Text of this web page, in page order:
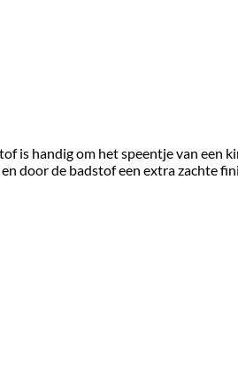
is handig om het speentje van een
door de badstof een extra zachte